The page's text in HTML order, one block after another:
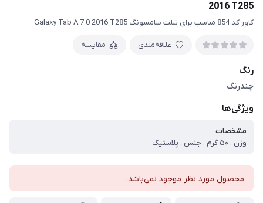
2016 T285
کاور کد 854 مناسب برای تبلت سامسونگ Galaxy Tab A 7.0 2016 T285
علاقه‌مندی مقایسه
رنگ
چندرنگ
ویژگی‌ها
مشخصات
وزن ، ۵۰ گرم ، جنس ، پلاستیک
محصول مورد نظر موجود نمی‌باشد.